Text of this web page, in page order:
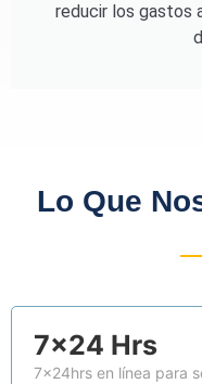
reducir los gastos
Lo Que
7×24 Hrs
7x24hrs en línea para